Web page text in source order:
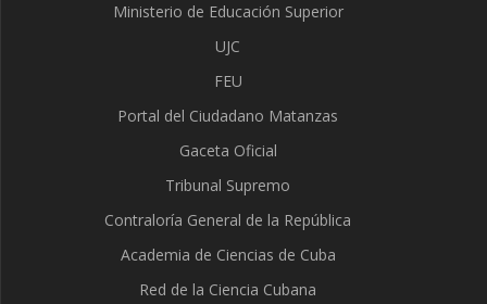
Ministerio de Educación Superior
UJC
FEU
Portal del Ciudadano Matanzas
Gaceta Oficial
Tribunal Supremo
Contraloría General de la República
Academia de Ciencias de Cuba
Red de la Ciencia Cubana